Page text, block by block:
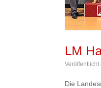
LM
Veröffentlicht
Die